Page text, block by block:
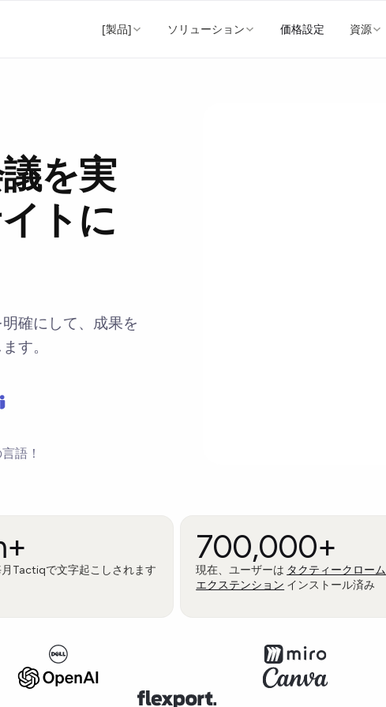
[製品] ソリューション 価格設定 資源
を実
トに
確にして、成果を
す。
語！
Tactiqで文字起こしされます
700,000+
現在、ユーザーは タクティークローム
エクステンション インストール済み